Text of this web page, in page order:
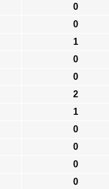
0
0
1
0
0
2
1
0
0
0
0